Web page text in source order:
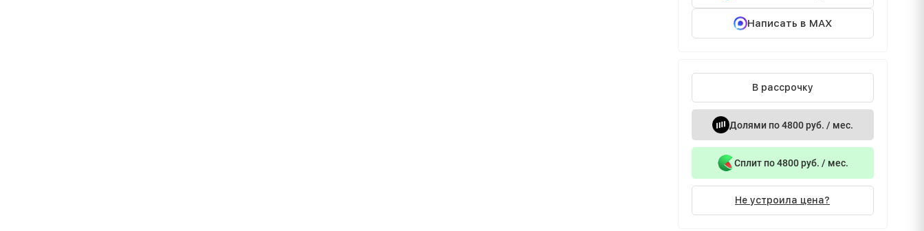
Написать в MAX
В рассрочку
Долями по 4800 руб. / мес.
Сплит по 4800 руб. / мес.
Не устроила цена?